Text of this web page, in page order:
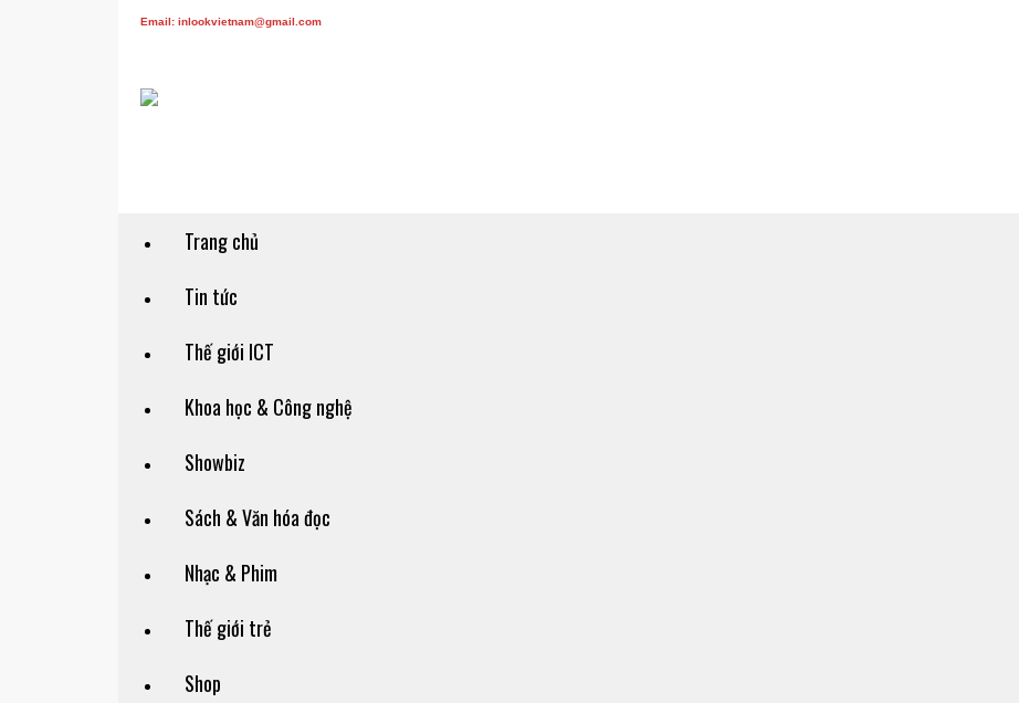
Email: inlookvietnam@gmail.com
Trang chủ
Tin tức
Thế giới ICT
Khoa học & Công nghệ
Showbiz
Sách & Văn hóa đọc
Nhạc & Phim
Thế giới trẻ
Shop